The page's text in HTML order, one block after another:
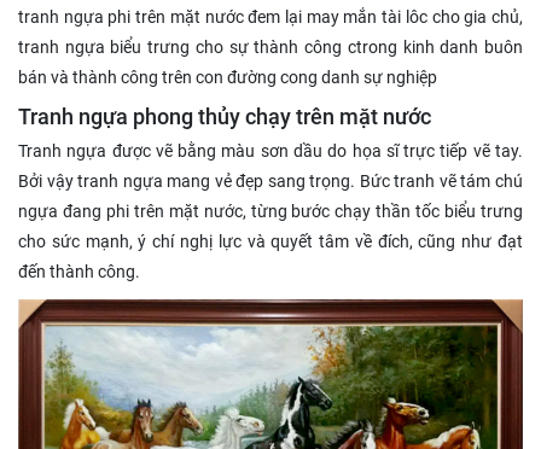
tranh ngựa phi trên mặt nước đem lại may mắn tài lôc cho gia chủ,
tranh ngựa biểu trưng cho sự thành công ctrong kinh danh buôn
bán và thành công trên con đường cong danh sự nghiệp
Tranh ngựa phong thủy chạy trên mặt nước
Tranh ngựa được vẽ bằng màu sơn dầu do họa sĩ trực tiếp vẽ tay.
Bởi vậy tranh ngựa mang vẻ đẹp sang trọng. Bức tranh vẽ tám chú
ngựa đang phi trên mặt nước, từng bước chạy thần tốc biểu trưng
cho sức mạnh, ý chí nghị lực và quyết tâm về đích, cũng như đạt
đến thành công.